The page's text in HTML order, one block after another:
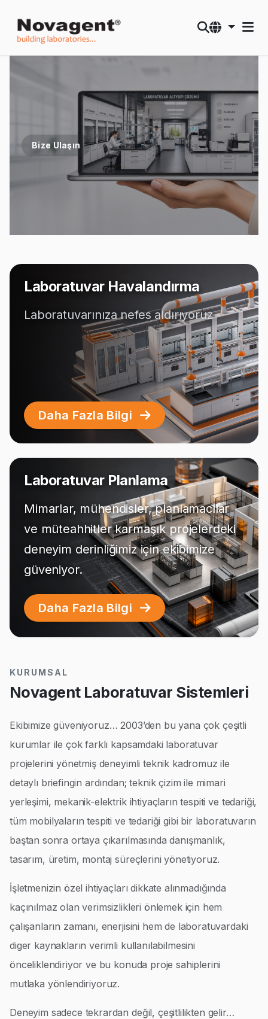
Bize Ulaşın
Laboratuvar Havalandırma
Laboratuvarınıza nefes aldırıyoruz
Daha Fazla Bilgi
Laboratuvar Planlama
Mimarlar, mühendisler, planlamacılar
ve müteahhitler karmaşık projelerdeki
deneyim derinliğimiz için ekibimize
güveniyor.
Daha Fazla Bilgi
KURUMSAL
Novagent Laboratuvar Sistemleri
Ekibimize güveniyoruz… 2003’den bu yana çok çeşitli
kurumlar ile çok farklı kapsamdaki laboratuvar
projelerini yönetmiş deneyimli teknik kadromuz ile
detaylı briefingin ardından; teknik çizim ile mimari
yerleşimi, mekanik-elektrik ihtiyaçların tespiti ve tedariği,
tüm mobilyaların tespiti ve tedariği gibi bir laboratuvarın
baştan sonra ortaya çıkarılmasında danışmanlık,
tasarım, üretim, montaj süreçlerini yönetiyoruz.
İşletmenizin özel ihtiyaçları dikkate alınmadığında
kaçınılmaz olan verimsizlikleri önlemek için hem
çalışanların zamanı, enerjisini hem de laboratuvardaki
diger kaynakların verimli kullanılabilmesini
önceliklendiriyor ve bu konuda proje sahiplerini
mutlaka yönlendiriyoruz.
Deneyim sadece tekrardan değil, çeşitlilikten gelir…